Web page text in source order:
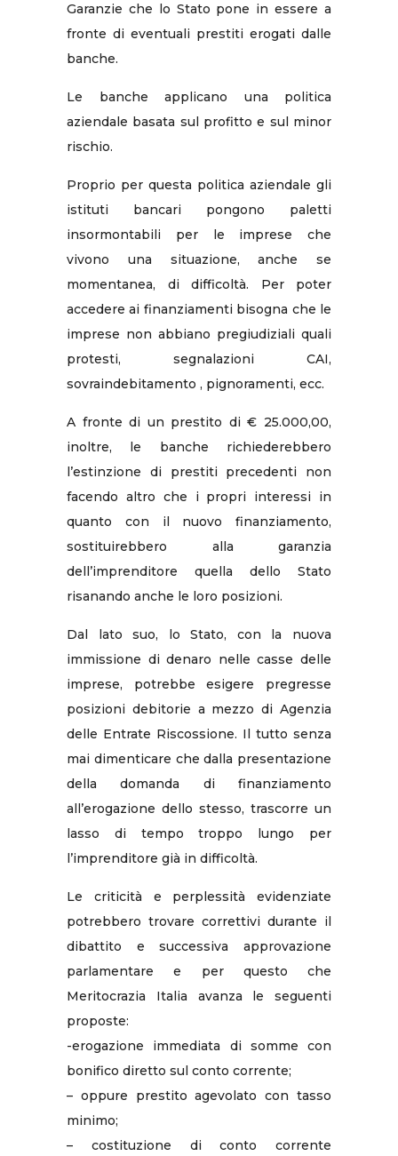
Garanzie che lo Stato pone in essere a
fronte di eventuali prestiti erogati dalle
banche.
Le banche applicano una politica
aziendale basata sul profitto e sul minor
rischio.
Proprio per questa politica aziendale gli
istituti bancari pongono paletti
insormontabili per le imprese che
vivono una situazione, anche se
momentanea, di difficoltà. Per poter
accedere ai finanziamenti bisogna che le
imprese non abbiano pregiudiziali quali
protesti, segnalazioni CAI,
sovraindebitamento , pignoramenti, ecc.
A fronte di un prestito di € 25.000,00,
inoltre, le banche richiederebbero
l’estinzione di prestiti precedenti non
facendo altro che i propri interessi in
quanto con il nuovo finanziamento,
sostituirebbero alla garanzia
dell’imprenditore quella dello Stato
risanando anche le loro posizioni.
Dal lato suo, lo Stato, con la nuova
immissione di denaro nelle casse delle
imprese, potrebbe esigere pregresse
posizioni debitorie a mezzo di Agenzia
delle Entrate Riscossione. Il tutto senza
mai dimenticare che dalla presentazione
della domanda di finanziamento
all’erogazione dello stesso, trascorre un
lasso di tempo troppo lungo per
l’imprenditore già in difficoltà.
Le criticità e perplessità evidenziate
potrebbero trovare correttivi durante il
dibattito e successiva approvazione
parlamentare e per questo che
Meritocrazia Italia avanza le seguenti
proposte:
-erogazione immediata di somme con
bonifico diretto sul conto corrente;
– oppure prestito agevolato con tasso
minimo;
– costituzione di conto corrente